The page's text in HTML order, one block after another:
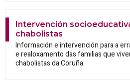
Intervención
chabolistas
Información e intervención para a
e realoxamento das familias que
chabolistas da Coruña.